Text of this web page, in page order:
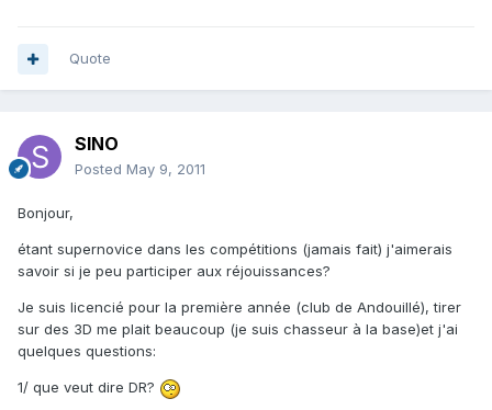
Quote
SINO
Posted May 9, 2011
Bonjour,
étant supernovice dans les compétitions (jamais fait) j'aimerais
savoir si je peu participer aux réjouissances?
Je suis licencié pour la première année (club de Andouillé), tirer
sur des 3D me plait beaucoup (je suis chasseur à la base)et j'ai
quelques questions:
1/ que veut dire DR?